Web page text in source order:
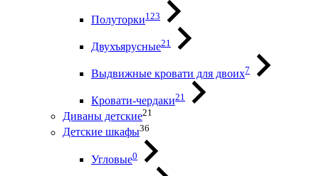
Полуторки123
Двухъярусные21
Выдвижные кровати для двоих7
Кровати-чердаки21
Диваны детские21
Детские шкафы36
Угловые0